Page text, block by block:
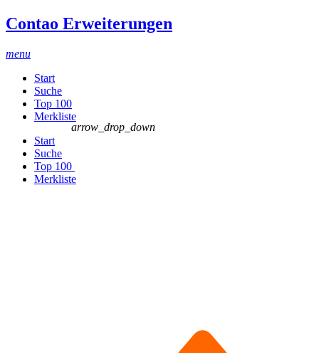
Contao Erweiterungen
menu
Start
Suche
Top 100
Merkliste
Start
Suche
Top 100
arrow_drop_down
Merkliste